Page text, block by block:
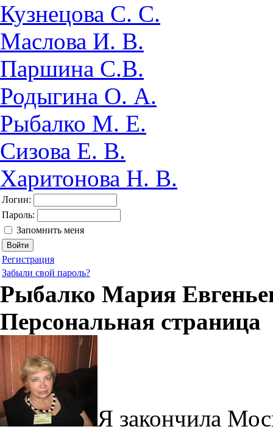
Кузнецова С. С.
Маслова И. В.
Паршина С.В.
Родыгина О. А.
Рыбалко М. Е.
Сизова Е. В.
Харитонова Н. В.
Логин:
Пароль:
Запомнить меня
Регистрация
Забыли свой пароль?
Рыбалко Мария
Персональная страница
Я закончила